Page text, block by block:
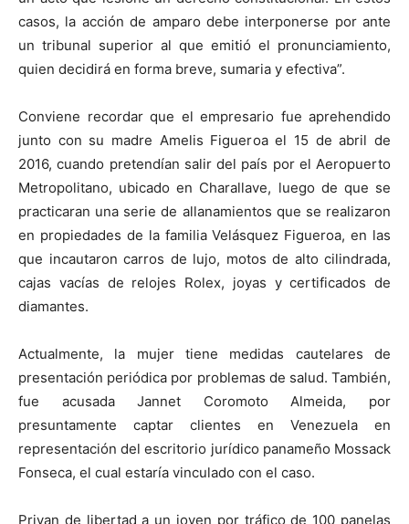
casos, la acción de amparo debe interponerse por ante
un tribunal superior al que emitió el pronunciamiento,
quien decidirá en forma breve, sumaria y efectiva”.
Conviene recordar que el empresario fue aprehendido
junto con su madre Amelis Figueroa el 15 de abril de
2016, cuando pretendían salir del país por el Aeropuerto
Metropolitano, ubicado en Charallave, luego de que se
practicaran una serie de allanamientos que se realizaron
en propiedades de la familia Velásquez Figueroa, en las
que incautaron carros de lujo, motos de alto cilindrada,
cajas vacías de relojes Rolex, joyas y certificados de
diamantes.
Actualmente, la mujer tiene medidas cautelares de
presentación periódica por problemas de salud. También,
fue acusada Jannet Coromoto Almeida, por
presuntamente captar clientes en Venezuela en
representación del escritorio jurídico panameño Mossack
Fonseca, el cual estaría vinculado con el caso.
Privan de libertad a un joven por tráfico de 100 panelas